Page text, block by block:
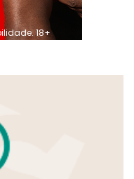
18+